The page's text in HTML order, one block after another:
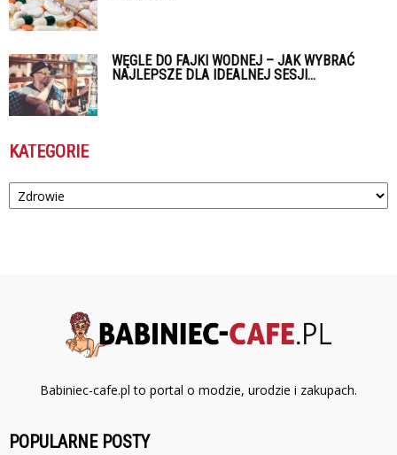
WĘGLE DO FAJKI WODNEJ – JAK WYBRAĆ
NAJLEPSZE DLA IDEALNEJ SESJI...
KATEGORIE
Kategorie
Babiniec-cafe.pl to portal o modzie, urodzie i zakupach.
POPULARNE POSTY